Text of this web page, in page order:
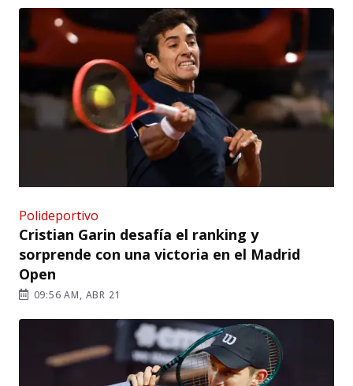
Polideportivo
Cristian Garin desafía el ranking y
sorprende con una victoria en el Madrid
Open
09:56 AM, ABR 21